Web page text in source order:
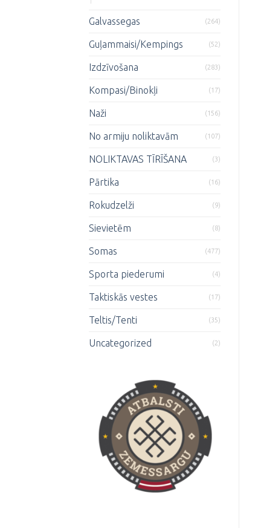
Galvassegas (264)
Guļammaisi/Kempings (52)
Izdzīvošana (283)
Kompasi/Binokļi (17)
Naži (156)
No armiju noliktavām (107)
NOLIKTAVAS TĪRĪŠANA (3)
Pārtika (16)
Rokudzelži (9)
Sievietēm (8)
Somas (477)
Sporta piederumi (4)
Taktiskās vestes (17)
Teltis/Tenti (35)
Uncategorized (2)
vēlmju
sarakstam
ASV armijas BDU
bikses-Hunter brown
APĢĒRBS
Armijas BDU bikses-
Night camo
40.00€